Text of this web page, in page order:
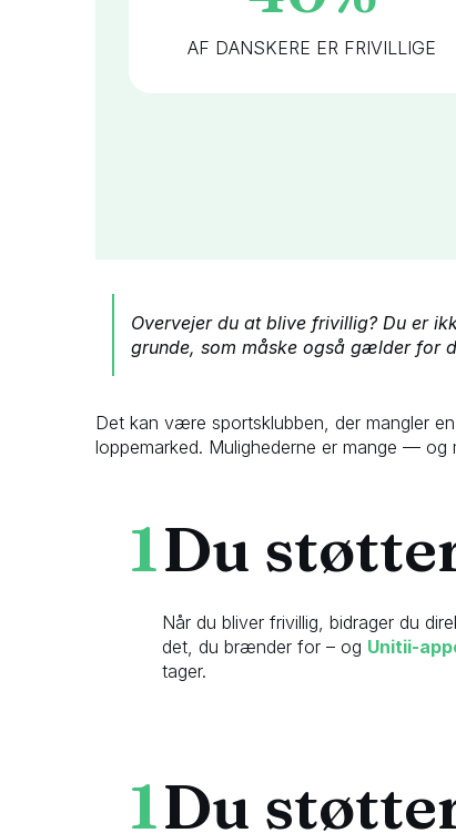
AF DANSKERE ER FRIVILLIGE
Overvejer du at blive frivillig? Du er
grunde, som måske også gælder for
Det kan være sportsklubben, der mangler
loppemarked. Mulighederne er mange —
1Du
Når du bliver frivillig, bidrager du
det, du brænder for – og Unitii-
tager.
1Du